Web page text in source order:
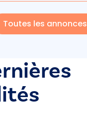
Toutes les annonces